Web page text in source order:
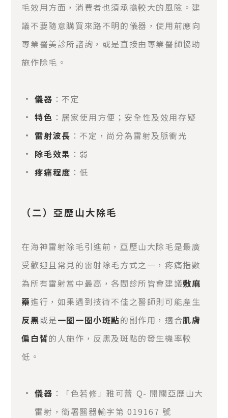
毛效用方面，消費者也須承擔較大的風險。建
議不要隨意購買來路不明的儀器，使用前應向
專業醫美診所諮詢，或是直接由專業醫師協助
施作除毛。
儀器 ：不定
特色 ：居家使用方便；安全性及效用存疑
雷射波長 ：不定，尚分為雷射及脈衝光
除毛效果 ：弱
疼痛程度 ：低
（二）亞歷山大除毛
在海神雷射除毛引進前，亞歷山大除毛是最廣
受歡迎且常見的雷射除毛方式之一，疼痛指數
為所有雷射當中最高，各間診所皆會建議敷麻
藥進行，如果遇到技術不佳之醫師則可能產生
反黑或是一圈一圈小斑點的副作用，適合肌膚
偏白皙的人施作，反黑及斑點的發生機率較
低。
儀器 ：「色若修」雅可蕾 Q- 開關亞歷山大
雷射，衛署醫器輸字第 019167 號